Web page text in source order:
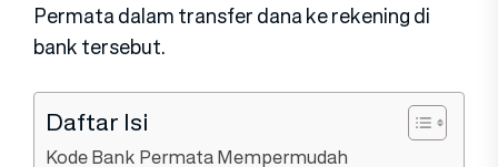
Permata dalam transfer dana ke rekening di
bank tersebut.
Daftar Isi
Kode Bank Permata Mempermudah